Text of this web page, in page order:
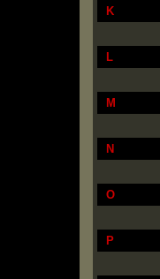
K
L
M
N
O
P